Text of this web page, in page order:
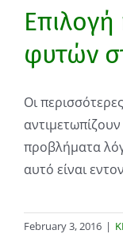
φυτών
Οι
προβλήματα
αυτό είναι
February 3, 2016 |